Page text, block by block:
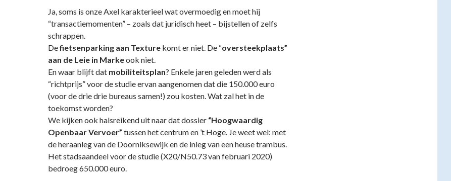
Ja, soms is onze Axel karakterieel wat overmoedig en moet hij
“transactiemomenten” – zoals dat juridisch heet – bijstellen of zelfs
schrappen.
Defietsenparking aan Texture komt er niet. De “oversteekplaats”
aan de Leie in Markeook niet.
En waar blijft dat mobiliteitsplan? Enkele jaren geleden werd als
“richtprijs” voor de studie ervan aangenomen dat die 150.000 euro
(voor de drie drie bureaus samen!) zou kosten. Wat zal het in de
toekomst worden?
We kijken ook halsreikend uit naar dat dossier “Hoogwaardig
Openbaar Vervoer” tussen het centrum en ’t Hoge. Je weet wel: met
de heraanleg van de Doorniksewijk en de inleg van een heuse trambus.
Het stadsaandeel voor de studie (X20/N50.73 van februari 2020)
bedroeg 650.000 euro.